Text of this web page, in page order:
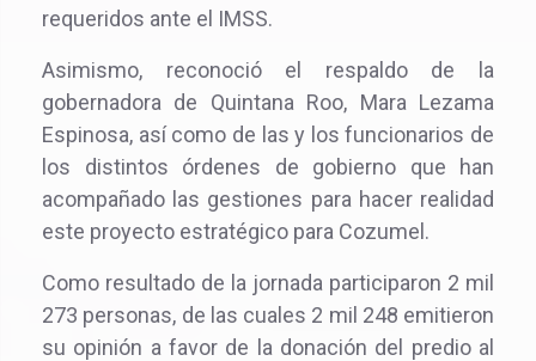
requeridos ante el IMSS.
Asimismo, reconoció el respaldo de la
gobernadora de Quintana Roo, Mara Lezama
Espinosa, así como de las y los funcionarios de
los distintos órdenes de gobierno que han
acompañado las gestiones para hacer realidad
este proyecto estratégico para Cozumel.
Como resultado de la jornada participaron 2 mil
273 personas, de las cuales 2 mil 248 emitieron
su opinión a favor de la donación del predio al